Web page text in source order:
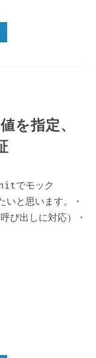
を指定、
でモック
と思います。・
び出しに対応）・